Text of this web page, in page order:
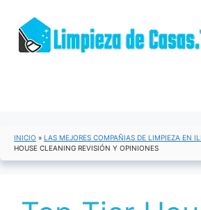
contenido
INICIO » LAS MEJORES COMPAÑIAS DE LIMPIEZA EN
HOUSE CLEANING REVISIÓN Y OPINIONES